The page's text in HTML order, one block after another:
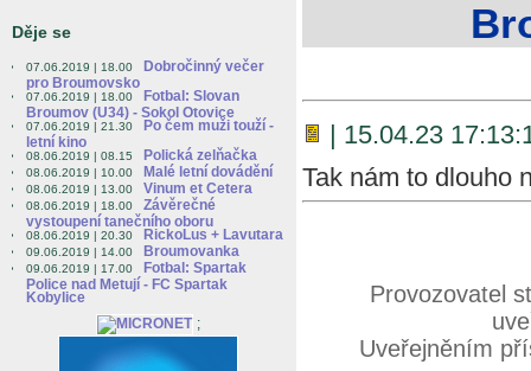
Děje se
07.06.2019 | 18.00 Dobročinný večer
pro Broumovsko
07.06.2019 | 18.00
Fotbal: Slovan
Broumov (U34) - Sokol Otovice
07.06.2019 | 21.30
Po čem muži touží -
letní kino
08.06.2019 | 08.15
Polická zelňačka
08.06.2019 | 10.00 Malé letní dovádění
08.06.2019 | 13.00 Vinum et Cetera
08.06.2019 | 18.00 Závěrečné
vystoupení tanečního oboru
08.06.2019 | 20.30
RickoLus + Lavutara
09.06.2019 | 14.00 Broumovanka
09.06.2019 | 17.00 Fotbal: Spartak
Police nad Metují - FC Spartak
Kobylice
;
| 15.04.23
Tak nám to dlouho
Provozovatel
Uveřejněním